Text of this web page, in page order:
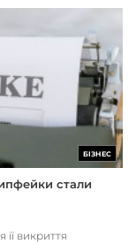
БІЗНЕС
стали
її викриття